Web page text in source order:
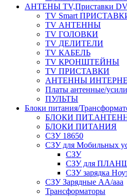
АНТЕНЫ ТV,Приставки
TV Smart
TV АНТЕННЫ
TV ГОЛОВКИ
TV ДЕЛИТЕЛИ
TV КАБЕЛЬ
TV КРОНШТЕЙНЫ
TV ПРИСТАВКИ
АНТЕННЫ
Платы антенные/
ПУЛЬТЫ
Блоки питания/
БЛОКИ
БЛОКИ ПИТАНИЯ
СЗУ 18650
СЗУ для Мобильных
СЗУ
СЗУ для
СЗУ зарядка
СЗУ Зарядные АА/ааа
Трансформаторы